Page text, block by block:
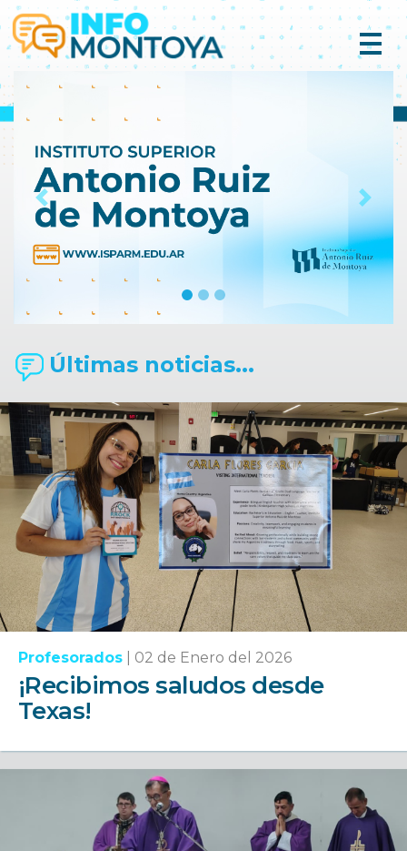
Previous Next
Últimas noticias...
Profesorados 02 de Enero del 2026
¡Recibimos saludos desde
Texas!